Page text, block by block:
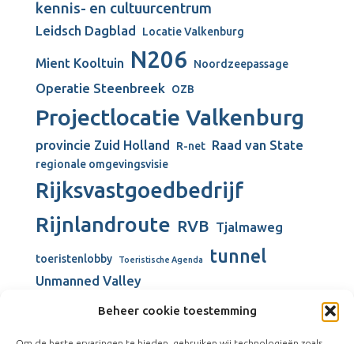
Beheer cookie toestemming
kennis- en cultuurcentrum
Leidsch Dagblad Locatie Valkenburg
Mient Kooltuin N206 Noordzeepassage
Operatie Steenbreek OZB
Projectlocatie Valkenburg
provincie Zuid Holland R-net Raad van State
regionale omgevingsvisie
Rijksvastgoedbedrijf
Rijnlandroute RVB Tjalmaweg
toeristenlobby Toeristische Agenda tunnel
Unmanned Valley
Unmanned Valley Valkenburg